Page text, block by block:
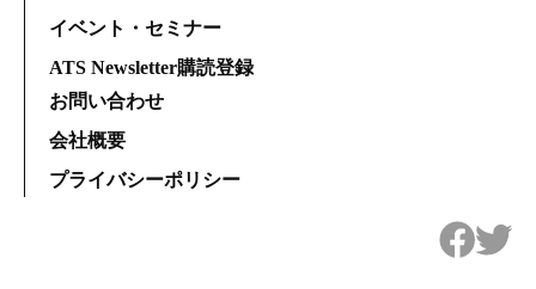
イベント・セミナー
ATS Newsletter購読登録
お問い合わせ
会社概要
プライバシーポリシー